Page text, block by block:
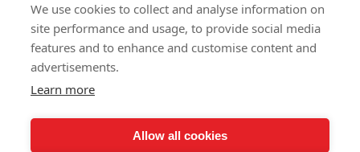
We use cookies to collect and analyse information on
site performance and usage, to provide social media
features and to enhance and customise content and
advertisements.
Learn more
Allow all cookies
SUSCRÍBETE AL BOLETÍN
Reciba información sobre nuevas versiones de
SOPlanning